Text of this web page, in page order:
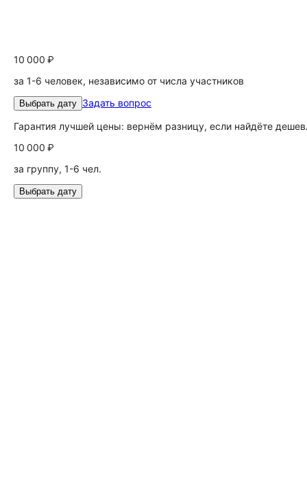
10 000 ₽
за 1-6 человек, независимо от числа участников
Выбрать дату Задать вопрос
Гарантия лучшей цены: вернём разницу, если найдёте
10 000 ₽
за группу, 1-6 чел.
Выбрать дату